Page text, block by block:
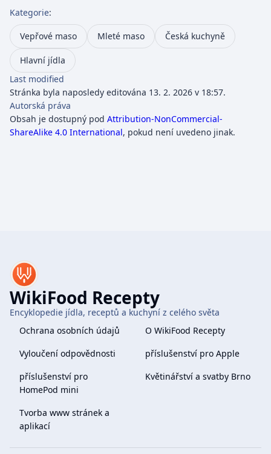
Kategorie:
Vepřové maso Mleté maso Česká kuchyně
Hlavní jídla
Last modified
Stránka byla naposledy editována 13. 2. 2026 v 18:57.
Autorská práva
Obsah je dostupný pod Attribution-NonCommercial-
ShareAlike 4.0 International, pokud není uvedeno jinak.
WikiFood Recepty
Encyklopedie jídla, receptů a kuchyní z celého světa
Ochrana osobních údajů
O WikiFood Recepty
Vyloučení odpovědnosti
příslušenství pro Apple
příslušenství pro
HomePod mini
Květinářství a svatby Brno
Tvorba www stránek a
aplikací